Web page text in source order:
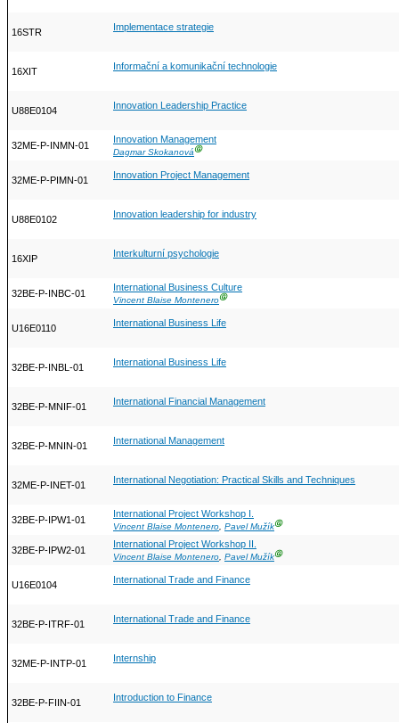
16STR Implementace strategie
16XIT Informační a komunikační technologie
U88E0104 Innovation Leadership Practice
32ME-P-INMN-01
Innovation Management
Dagmar SkokanováⒼ
32ME-P-PIMN-01 Innovation Project Management
U88E0102 Innovation leadership for industry
16XIP Interkulturní psychologie
32BE-P-INBC-01
International Business Culture
Vincent Blaise MonteneroⒼ
U16E0110 International Business Life
32BE-P-INBL-01 International Business Life
32BE-P-MNIF-01 International Financial Management
32BE-P-MNIN-01 International Management
32ME-P-INET-01 International Negotiation: Practical Skills and Techniques
32BE-P-IPW1-01
International Project Workshop I.
Vincent Blaise Montenero, Pavel MužíkⒼ
32BE-P-IPW2-01
International Project Workshop II.
Vincent Blaise Montenero, Pavel MužíkⒼ
U16E0104 International Trade and Finance
32BE-P-ITRF-01 International Trade and Finance
32ME-P-INTP-01 Internship
32BE-P-FIIN-01 Introduction to Finance